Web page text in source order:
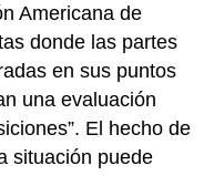
Americana de
donde las partes
en sus puntos
una evaluación
El hecho de
situación puede